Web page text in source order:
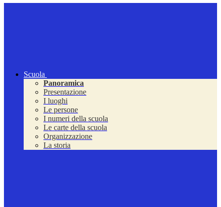
Scuola
Panoramica
Presentazione
I luoghi
Le persone
I numeri della scuola
Le carte della scuola
Organizzazione
La storia